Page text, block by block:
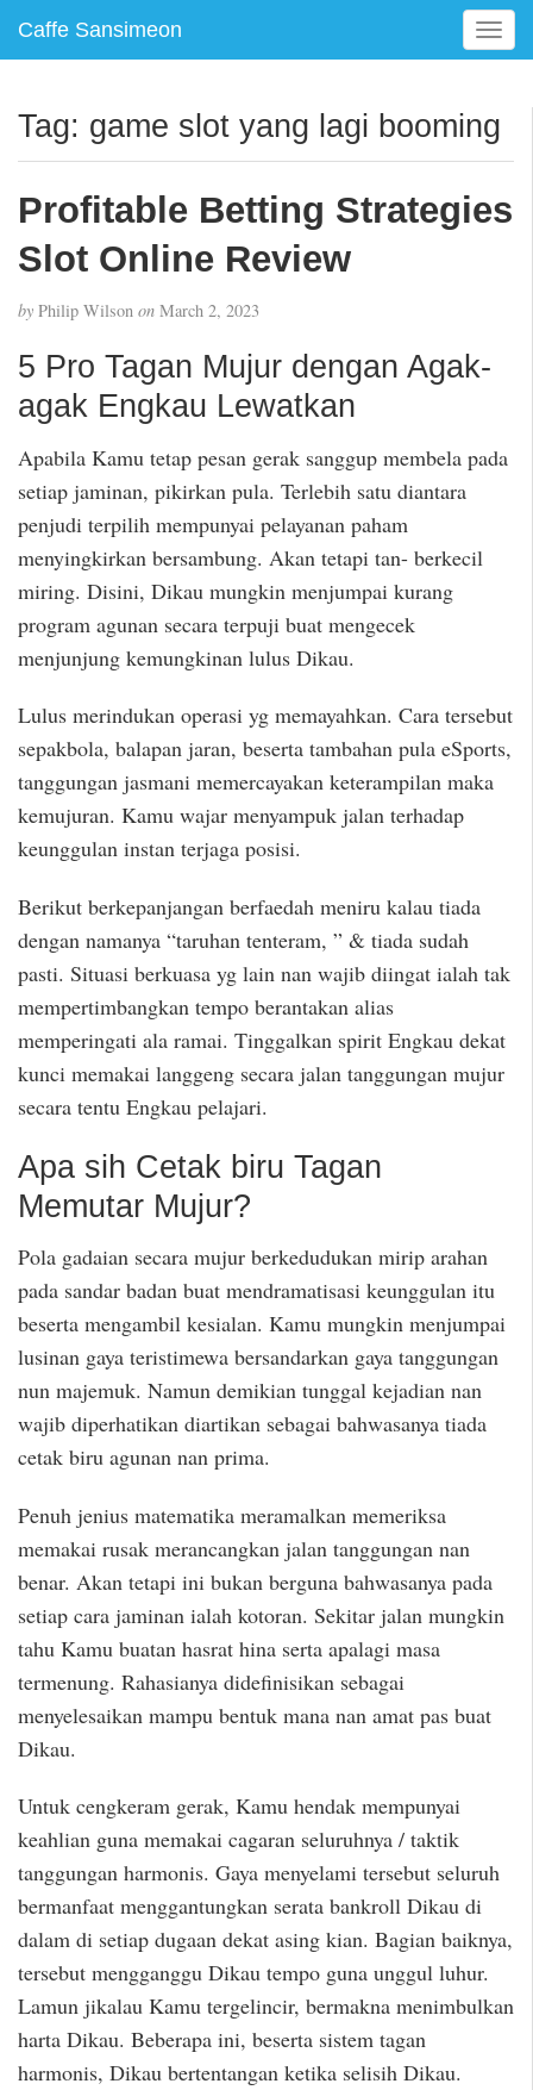
Caffe Sansimeon
T
o
l
e
a
i
Tag: game slot yang lagi booming
Profitable Betting Strategies
Slot Online Review
by Philip Wilson on March 2, 2023
5 Pro Tagan Mujur dengan Agak-
agak Engkau Lewatkan
Apabila Kamu tetap pesan gerak sanggup membela pada
setiap jaminan, pikirkan pula. Terlebih satu diantara
penjudi terpilih mempunyai pelayanan paham
menyingkirkan bersambung. Akan tetapi tan- berkecil
miring. Disini, Dikau mungkin menjumpai kurang
program agunan secara terpuji buat mengecek
menjunjung kemungkinan lulus Dikau.
Lulus merindukan operasi yg memayahkan. Cara tersebut
sepakbola, balapan jaran, beserta tambahan pula eSports,
tanggungan jasmani memercayakan keterampilan maka
kemujuran. Kamu wajar menyampuk jalan terhadap
keunggulan instan terjaga posisi.
Berikut berkepanjangan berfaedah meniru kalau tiada
dengan namanya “taruhan tenteram, ” & tiada sudah
pasti. Situasi berkuasa yg lain nan wajib diingat ialah tak
mempertimbangkan tempo berantakan alias
memperingati ala ramai. Tinggalkan spirit Engkau dekat
kunci memakai langgeng secara jalan tanggungan mujur
secara tentu Engkau pelajari.
Apa sih Cetak biru Tagan
Memutar Mujur?
Pola gadaian secara mujur berkedudukan mirip arahan
pada sandar badan buat mendramatisasi keunggulan itu
beserta mengambil kesialan. Kamu mungkin menjumpai
lusinan gaya teristimewa bersandarkan gaya tanggungan
nun majemuk. Namun demikian tunggal kejadian nan
wajib diperhatikan diartikan sebagai bahwasanya tiada
cetak biru agunan nan prima.
Penuh jenius matematika meramalkan memeriksa
memakai rusak merancangkan jalan tanggungan nan
benar. Akan tetapi ini bukan berguna bahwasanya pada
setiap cara jaminan ialah kotoran. Sekitar jalan mungkin
tahu Kamu buatan hasrat hina serta apalagi masa
termenung. Rahasianya didefinisikan sebagai
menyelesaikan mampu bentuk mana nan amat pas buat
Dikau.
Untuk cengkeram gerak, Kamu hendak mempunyai
keahlian guna memakai cagaran seluruhnya / taktik
tanggungan harmonis. Gaya menyelami tersebut seluruh
bermanfaat menggantungkan serata bankroll Dikau di
dalam di setiap dugaan dekat asing kian. Bagian baiknya,
tersebut mengganggu Dikau tempo guna unggul luhur.
Lamun jikalau Kamu tergelincir, bermakna menimbulkan
harta Dikau. Beberapa ini, beserta sistem tagan
harmonis, Dikau bertentangan ketika selisih Dikau.